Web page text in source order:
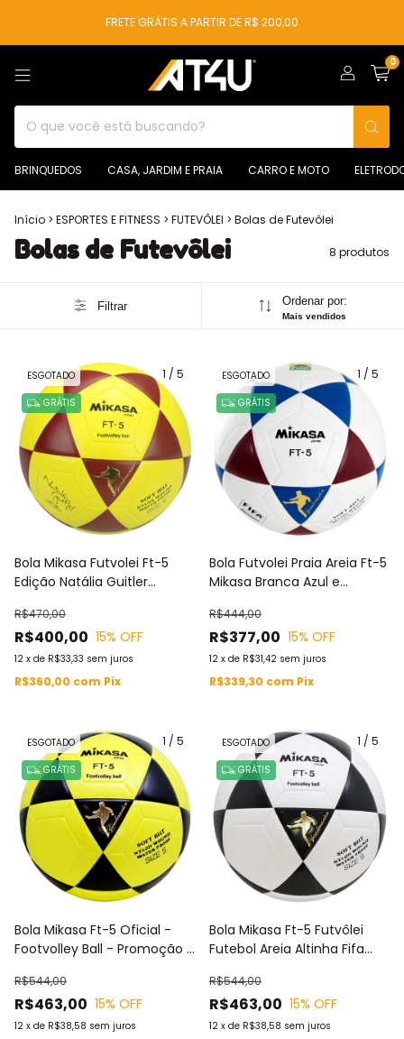
FRETE GRÁTIS A PARTIR DE R$ 200,00
0
BRINQUEDOS CASA, JARDIM E PRAIA CARRO E MOTO
Início > ESPORTES E FITNESS > FUTEVÔLEI > Bolas de Futevôlei
Bolas de Futevôlei 8 produtos
Filtrar Ordenar por:
Mais vendidos
1 / 5
ESGOTADO
GRÁTIS
Bola Mikasa Futvolei Ft-5
Edição Natália Guitler
R$400,00
R$470,00
15% OFF
12 x de R$33,33 sem juros
R$360,00 com Pix
1 / 5
ESGOTADO
GRÁTIS
Bola Futvolei Praia Areia Ft-5
Mikasa Branca Azul e
R$377,00
R$444,00
15% OFF
12 x de R$31,42 sem juros
R$339,30 com Pix
1 / 5
ESGOTADO
GRÁTIS
Bola Mikasa Ft-5 Oficial -
Footvolley Ball - Promoção -
R$463,00
R$544,00
15% OFF
12 x de R$38,58 sem juros
1 / 5
ESGOTADO
GRÁTIS
Bola Mikasa Ft-5 Futvôlei
Futebol Areia Altinha Fifa
R$463,00
R$544,00
15% OFF
12 x de R$38,58 sem juros